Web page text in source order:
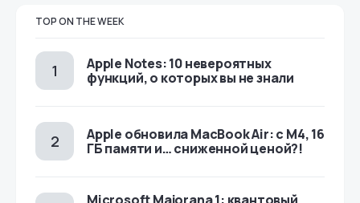
TOP ON THE WEEK
Apple Notes: 10 невероятных
функций, о которых вы не знали
Apple обновила MacBook Air: с M4, 16
ГБ памяти и… сниженной ценой?!